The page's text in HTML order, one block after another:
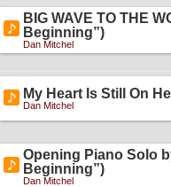
BIG WAVE TO THE
Beginning”)
Dan Mitchel
My Heart Is Still On
Dan Mitchel
Opening Piano Solo
Beginning”)
Dan Mitchel